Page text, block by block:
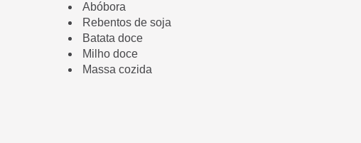
Abóbora
Rebentos de soja
Batata doce
Milho doce
Massa cozida